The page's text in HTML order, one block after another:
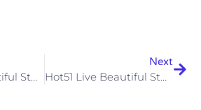
Hot51 Live Beautiful Stunning “Nóng” Tải Ngay
Next
Hot51 Live Beautiful Stunning Tiếp Số 1 VN